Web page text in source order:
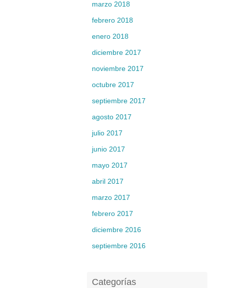
marzo 2018
febrero 2018
enero 2018
diciembre 2017
noviembre 2017
octubre 2017
septiembre 2017
agosto 2017
julio 2017
junio 2017
mayo 2017
abril 2017
marzo 2017
febrero 2017
diciembre 2016
septiembre 2016
Categorías